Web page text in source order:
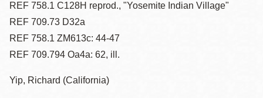
REF 758.1 C128H reprod., "Yosemite Indian Village"
REF 709.73 D32a
REF 758.1 ZM613c: 44-47
REF 709.794 Oa4a: 62, ill.
Yip, Richard (California)